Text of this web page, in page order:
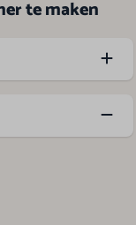
te maken